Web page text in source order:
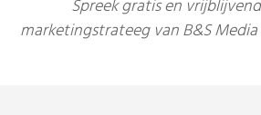
Spreek gratis en
marketingstrateeg van B&S